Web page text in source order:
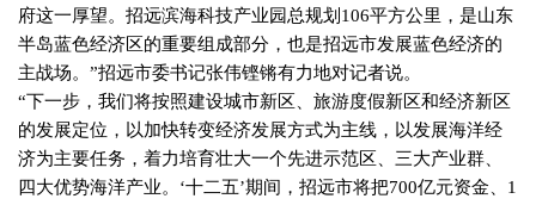
府这一厚望。招远滨海科技产业园总规划 106平方公里，是山东
半岛蓝色经济区的重要组成部分，也是招远市发展蓝色经济的
主战场。”招远市委书记张伟铿锵有力地对记者说。
“下一步，我们将按照建设城市新区、旅游度假新区和经济新区
的发展定位，以加快转变经济发展方式为主线，以发展海洋经
济为主要任务，着力培育壮大一个先进示范区、三大产业群、
四大优势海洋产业。‘十二五’期间，招远市将把700亿元资金、 1